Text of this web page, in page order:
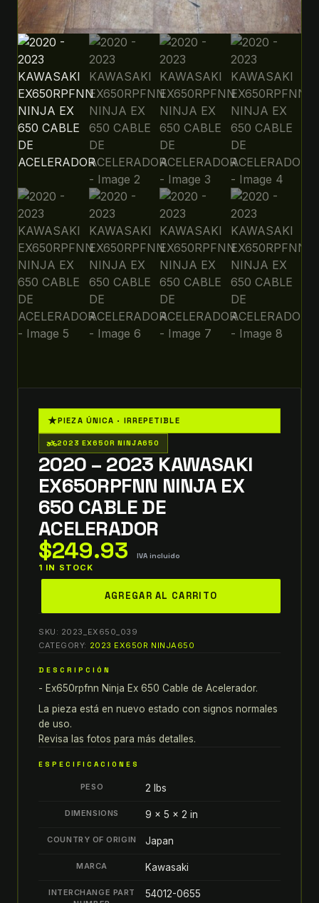
★PIEZA ÚNICA · IRREPETIBLE
two_wheeler2023 EX650R NINJA650
2020 – 2023 KAWASAKI
EX650RPFNN NINJA EX
650 CABLE DE
ACELERADOR
$249.93 IVA incluido
1 IN STOCK
KAWASAKI
NINJA
EX
650
CABLE
DE
AGREGAR AL CARRITO
SKU: 2023_EX650_039
CATEGORY: 2023 EX650R NINJA650
DESCRIPCIÓN
- Ex650rpfnn Ninja Ex 650 Cable de Acelerador.
La pieza está en nuevo estado con signos normales
de uso.
Revisa las fotos para más detalles.
ESPECIFICACIONES
PESO 2 lbs
DIMENSIONS 9 × 5 × 2 in
COUNTRY OF ORIGIN Japan
MARCA Kawasaki
INTERCHANGE PART
54012-0655